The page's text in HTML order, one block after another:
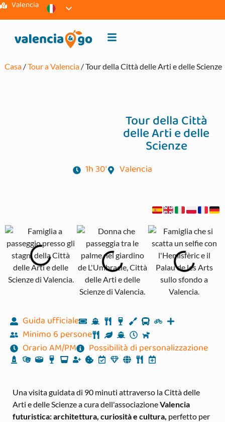
Valencia
Casa /Tour a Valencia / Tour della Città delle Arti e delle Scienze
Tour della Città
delle Arti e delle
Scienze
1h 30' Valencia
Guida ufficiale
Minimo 6 persone
Orario AM/PM
Possibilità di personalizzazione
Una visita guidata di 90 minuti attraverso la Città delle
Arti e delle Scienze a cura dell'associazioneValencia
futuristica:architettura, curiosità e cultura, perfetto per